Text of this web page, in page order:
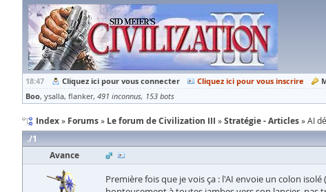
18:47 Cliquez ici pour vous connecter Cliquez ici pour vous inscrire
Boo ysalla flanker 491 inconnus 153 bots
Index Forums Le forum de Civilization III Stratégie - Articles AI
1
Avance
Première fois que je vois ça : l'AI envoie un colon